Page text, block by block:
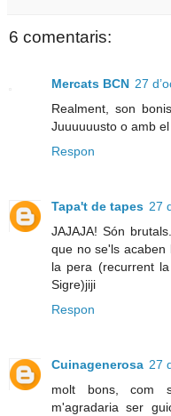
6 comentaris:
Mercats BCN 27
Realment, son
Juuuuuusto o amb
Respon
Tapa't de tapes 27
JAJAJA! Són
que no se'ls acaben
la pera (recurrent
Sigre)jiji
Respon
Cuinagenerosa 27
molt bons, com
m'agradaria ser